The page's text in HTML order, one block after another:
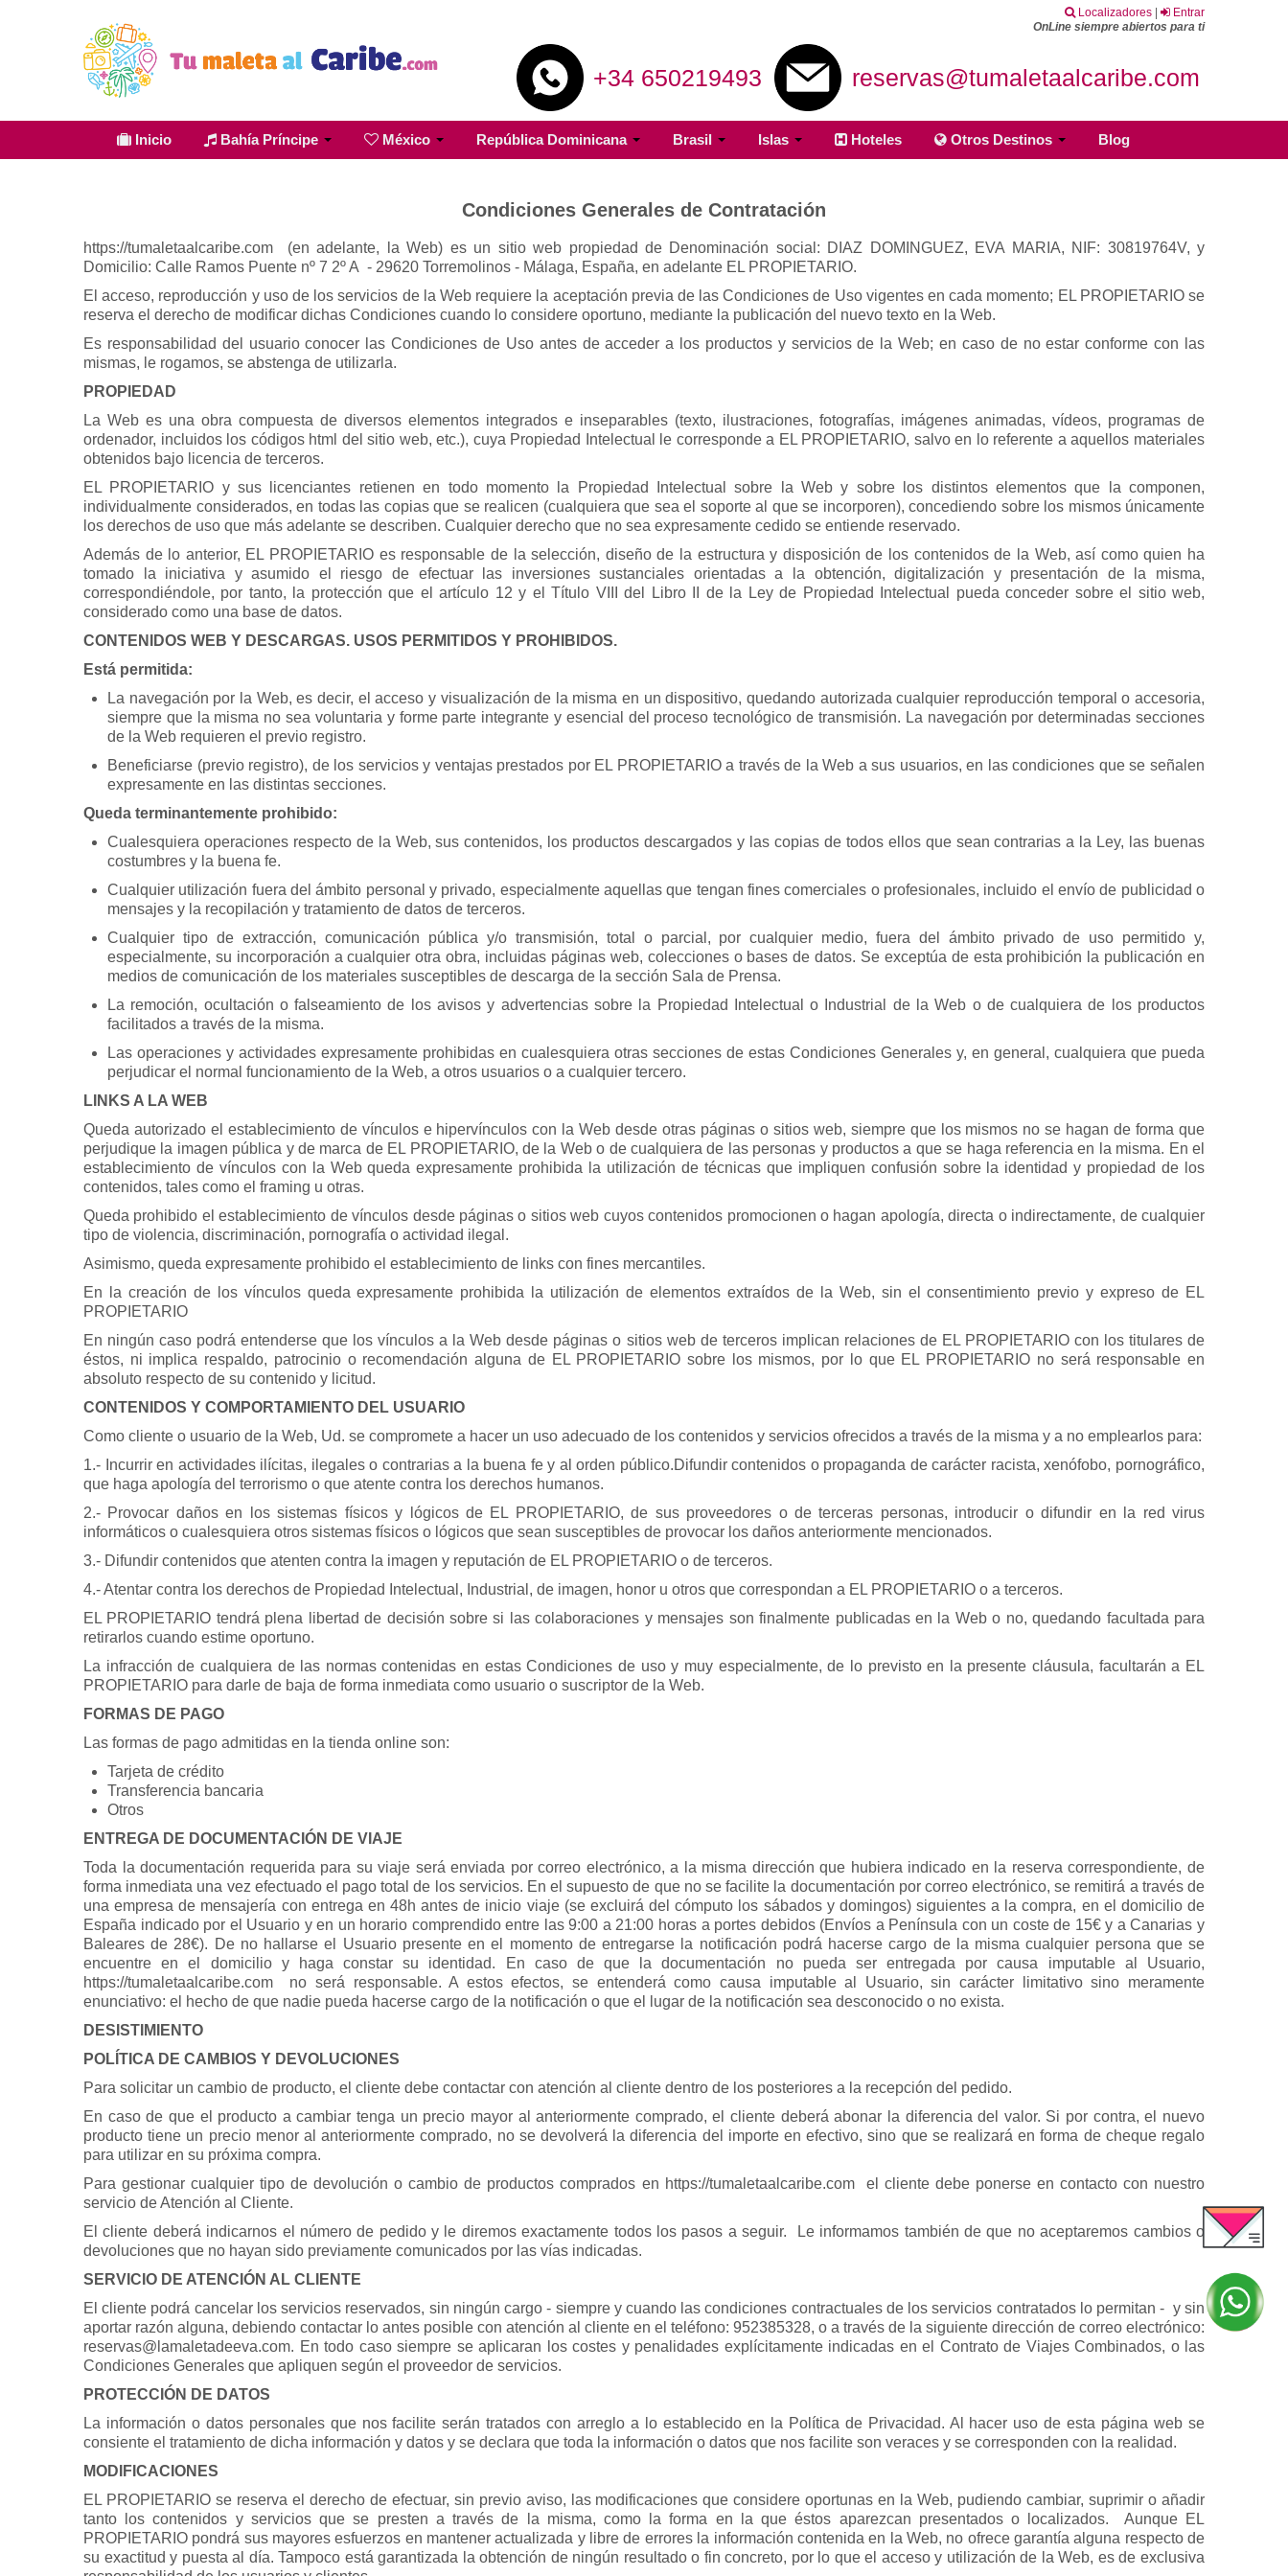
Localizadores
Entrar
OnLine siempre abiertos para ti
+34 650219493 reservas@tumaletaalcaribe.com
Inicio Bahía Príncipe México República Dominicana Brasil Islas Hoteles Otros Destinos Blog
Condiciones Generales de Contratación
https://tumaletaalcaribe.com (en adelante, la Web) es un sitio web propiedad de Denominación social: DIAZ DOMINGUEZ, EVA MARIA, NIF: 30819764V, y
Domicilio: Calle Ramos Puente nº 7 2º A - 29620 Torremolinos - Málaga, España, en adelante EL PROPIETARIO.
El acceso, reproducción y uso de los servicios de la Web requiere la aceptación previa de las Condiciones de Uso vigentes en cada momento; EL PROPIETARIO se
reserva el derecho de modificar dichas Condiciones cuando lo considere oportuno, mediante la publicación del nuevo texto en la Web.
Es responsabilidad del usuario conocer las Condiciones de Uso antes de acceder a los productos y servicios de la Web; en caso de no estar conforme con las
mismas, le rogamos, se abstenga de utilizarla.
PROPIEDAD
La Web es una obra compuesta de diversos elementos integrados e inseparables (texto, ilustraciones, fotografías, imágenes animadas, vídeos, programas de
ordenador, incluidos los códigos html del sitio web, etc.), cuya Propiedad Intelectual le corresponde a EL PROPIETARIO, salvo en lo referente a aquellos materiales
obtenidos bajo licencia de terceros.
EL PROPIETARIO y sus licenciantes retienen en todo momento la Propiedad Intelectual sobre la Web y sobre los distintos elementos que la componen,
individualmente considerados, en todas las copias que se realicen (cualquiera que sea el soporte al que se incorporen), concediendo sobre los mismos únicamente
los derechos de uso que más adelante se describen. Cualquier derecho que no sea expresamente cedido se entiende reservado.
Además de lo anterior, EL PROPIETARIO es responsable de la selección, diseño de la estructura y disposición de los contenidos de la Web, así como quien ha
tomado la iniciativa y asumido el riesgo de efectuar las inversiones sustanciales orientadas a la obtención, digitalización y presentación de la misma,
correspondiéndole, por tanto, la protección que el artículo 12 y el Título VIII del Libro II de la Ley de Propiedad Intelectual pueda conceder sobre el sitio web,
considerado como una base de datos.
CONTENIDOS WEB Y DESCARGAS. USOS PERMITIDOS Y PROHIBIDOS.
Está permitida:
La navegación por la Web, es decir, el acceso y visualización de la misma en un dispositivo, quedando autorizada cualquier reproducción temporal o accesoria,
siempre que la misma no sea voluntaria y forme parte integrante y esencial del proceso tecnológico de transmisión. La navegación por determinadas secciones
de la Web requieren el previo registro.
Beneficiarse (previo registro), de los servicios y ventajas prestados por EL PROPIETARIO a través de la Web a sus usuarios, en las condiciones que se señalen
expresamente en las distintas secciones.
Queda terminantemente prohibido:
Cualesquiera operaciones respecto de la Web, sus contenidos, los productos descargados y las copias de todos ellos que sean contrarias a la Ley, las buenas
costumbres y la buena fe.
Cualquier utilización fuera del ámbito personal y privado, especialmente aquellas que tengan fines comerciales o profesionales, incluido el envío de publicidad o
mensajes y la recopilación y tratamiento de datos de terceros.
Cualquier tipo de extracción, comunicación pública y/o transmisión, total o parcial, por cualquier medio, fuera del ámbito privado de uso permitido y,
especialmente, su incorporación a cualquier otra obra, incluidas páginas web, colecciones o bases de datos. Se exceptúa de esta prohibición la publicación en
medios de comunicación de los materiales susceptibles de descarga de la sección Sala de Prensa.
La remoción, ocultación o falseamiento de los avisos y advertencias sobre la Propiedad Intelectual o Industrial de la Web o de cualquiera de los productos
facilitados a través de la misma.
Las operaciones y actividades expresamente prohibidas en cualesquiera otras secciones de estas Condiciones Generales y, en general, cualquiera que pueda
perjudicar el normal funcionamiento de la Web, a otros usuarios o a cualquier tercero.
LINKS A LA WEB
Queda autorizado el establecimiento de vínculos e hipervínculos con la Web desde otras páginas o sitios web, siempre que los mismos no se hagan de forma que
perjudique la imagen pública y de marca de EL PROPIETARIO, de la Web o de cualquiera de las personas y productos a que se haga referencia en la misma. En el
establecimiento de vínculos con la Web queda expresamente prohibida la utilización de técnicas que impliquen confusión sobre la identidad y propiedad de los
contenidos, tales como el framing u otras.
Queda prohibido el establecimiento de vínculos desde páginas o sitios web cuyos contenidos promocionen o hagan apología, directa o indirectamente, de cualquier
tipo de violencia, discriminación, pornografía o actividad ilegal.
Asimismo, queda expresamente prohibido el establecimiento de links con fines mercantiles.
En la creación de los vínculos queda expresamente prohibida la utilización de elementos extraídos de la Web, sin el consentimiento previo y expreso de EL
PROPIETARIO
En ningún caso podrá entenderse que los vínculos a la Web desde páginas o sitios web de terceros implican relaciones de EL PROPIETARIO con los titulares de
éstos, ni implica respaldo, patrocinio o recomendación alguna de EL PROPIETARIO sobre los mismos, por lo que EL PROPIETARIO no será responsable en
absoluto respecto de su contenido y licitud.
CONTENIDOS Y COMPORTAMIENTO DEL USUARIO
Como cliente o usuario de la Web, Ud. se compromete a hacer un uso adecuado de los contenidos y servicios ofrecidos a través de la misma y a no emplearlos para:
1.- Incurrir en actividades ilícitas, ilegales o contrarias a la buena fe y al orden público.Difundir contenidos o propaganda de carácter racista, xenófobo, pornográfico,
que haga apología del terrorismo o que atente contra los derechos humanos.
2.- Provocar daños en los sistemas físicos y lógicos de EL PROPIETARIO, de sus proveedores o de terceras personas, introducir o difundir en la red virus
informáticos o cualesquiera otros sistemas físicos o lógicos que sean susceptibles de provocar los daños anteriormente mencionados.
3.- Difundir contenidos que atenten contra la imagen y reputación de EL PROPIETARIO o de terceros.
4.- Atentar contra los derechos de Propiedad Intelectual, Industrial, de imagen, honor u otros que correspondan a EL PROPIETARIO o a terceros.
EL PROPIETARIO tendrá plena libertad de decisión sobre si las colaboraciones y mensajes son finalmente publicadas en la Web o no, quedando facultada para
retirarlos cuando estime oportuno.
La infracción de cualquiera de las normas contenidas en estas Condiciones de uso y muy especialmente, de lo previsto en la presente cláusula, facultarán a EL
PROPIETARIO para darle de baja de forma inmediata como usuario o suscriptor de la Web.
FORMAS DE PAGO
Las formas de pago admitidas en la tienda online son:
Tarjeta de crédito
Transferencia bancaria
Otros
ENTREGA DE DOCUMENTACIÓN DE VIAJE
Toda la documentación requerida para su viaje será enviada por correo electrónico, a la misma dirección que hubiera indicado en la reserva correspondiente, de
forma inmediata una vez efectuado el pago total de los servicios. En el supuesto de que no se facilite la documentación por correo electrónico, se remitirá a través de
una empresa de mensajería con entrega en 48h antes de inicio viaje (se excluirá del cómputo los sábados y domingos) siguientes a la compra, en el domicilio de
España indicado por el Usuario y en un horario comprendido entre las 9:00 a 21:00 horas a portes debidos (Envíos a Península con un coste de 15€ y a Canarias y
Baleares de 28€). De no hallarse el Usuario presente en el momento de entregarse la notificación podrá hacerse cargo de la misma cualquier persona que se
encuentre en el domicilio y haga constar su identidad. En caso de que la documentación no pueda ser entregada por causa imputable al Usuario,
https://tumaletaalcaribe.com no será responsable. A estos efectos, se entenderá como causa imputable al Usuario, sin carácter limitativo sino meramente
enunciativo: el hecho de que nadie pueda hacerse cargo de la notificación o que el lugar de la notificación sea desconocido o no exista.
DESISTIMIENTO
POLÍTICA DE CAMBIOS Y DEVOLUCIONES
Para solicitar un cambio de producto, el cliente debe contactar con atención al cliente dentro de los posteriores a la recepción del pedido.
En caso de que el producto a cambiar tenga un precio mayor al anteriormente comprado, el cliente deberá abonar la diferencia del valor. Si por contra, el nuevo
producto tiene un precio menor al anteriormente comprado, no se devolverá la diferencia del importe en efectivo, sino que se realizará en forma de cheque regalo
para utilizar en su próxima compra.
Para gestionar cualquier tipo de devolución o cambio de productos comprados en https://tumaletaalcaribe.com el cliente debe ponerse en contacto con nuestro
servicio de Atención al Cliente.
El cliente deberá indicarnos el número de pedido y le diremos exactamente todos los pasos a seguir. Le informamos también de que no aceptaremos cambios o
devoluciones que no hayan sido previamente comunicados por las vías indicadas.
SERVICIO DE ATENCIÓN AL CLIENTE
El cliente podrá cancelar los servicios reservados, sin ningún cargo - siempre y cuando las condiciones contractuales de los servicios contratados lo permitan - y sin
aportar razón alguna, debiendo contactar lo antes posible con atención al cliente en el teléfono: 952385328, o a través de la siguiente dirección de correo electrónico:
reservas@lamaletadeeva.com. En todo caso siempre se aplicaran los costes y penalidades explícitamente indicadas en el Contrato de Viajes Combinados, o las
Condiciones Generales que apliquen según el proveedor de servicios.
PROTECCIÓN DE DATOS
La información o datos personales que nos facilite serán tratados con arreglo a lo establecido en la Política de Privacidad. Al hacer uso de esta página web se
consiente el tratamiento de dicha información y datos y se declara que toda la información o datos que nos facilite son veraces y se corresponden con la realidad.
MODIFICACIONES
EL PROPIETARIO se reserva el derecho de efectuar, sin previo aviso, las modificaciones que considere oportunas en la Web, pudiendo cambiar, suprimir o añadir
tanto los contenidos y servicios que se presten a través de la misma, como la forma en la que éstos aparezcan presentados o localizados. Aunque EL
PROPIETARIO pondrá sus mayores esfuerzos en mantener actualizada y libre de errores la información contenida en la Web, no ofrece garantía alguna respecto de
su exactitud y puesta al día. Tampoco está garantizada la obtención de ningún resultado o fin concreto, por lo que el acceso y utilización de la Web, es de exclusiva